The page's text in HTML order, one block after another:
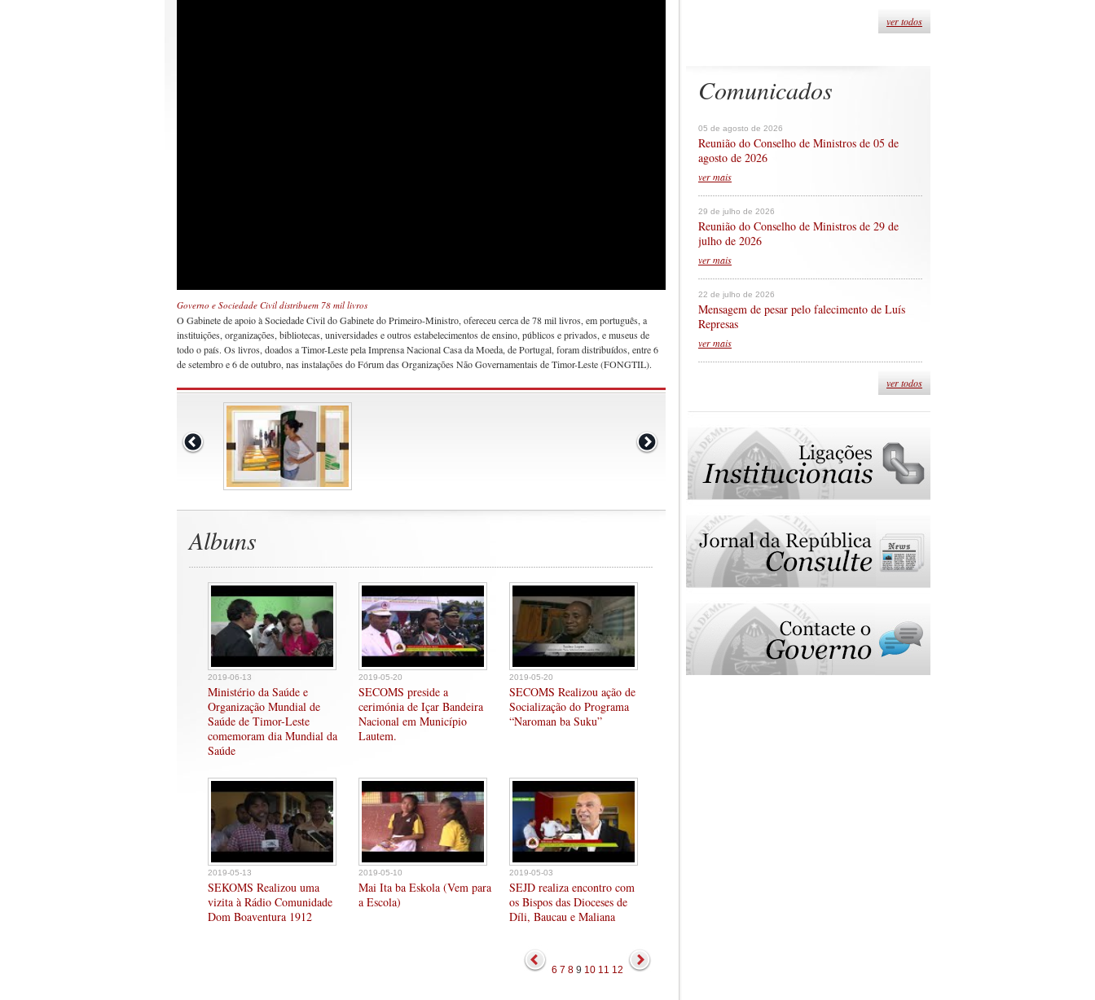
ver todos
Comunicados
05 de agosto de 2026
Reunião do Conselho de Ministros de 05 de
agosto de 2026
ver mais
29 de julho de 2026
Reunião do Conselho de Ministros de 29 de
julho de 2026
ver mais
22 de julho de 2026
Mensagem de pesar pelo falecimento de Luís
Represas
ver mais
ver todos
Governo e Sociedade Civil distribuem 78 mil livros
O Gabinete de apoio à Sociedade Civil do Gabinete do Primeiro-Ministro, ofereceu cerca de 78 mil livros, em português, a
instituições, organizações, bibliotecas, universidades e outros estabelecimentos de ensino, públicos e privados, e museus de
todo o país. Os livros, doados a Timor-Leste pela Imprensa Nacional Casa da Moeda, de Portugal, foram distribuídos, entre 6
de setembro e 6 de outubro, nas instalações do Fórum das Organizações Não Governamentais de Timor-Leste (FONGTIL).
Albuns
2019-06-13
Ministério da Saúde e
Organização Mundial de
Saúde de Timor-Leste
comemoram dia Mundial da
Saúde
2019-05-20
SECOMS preside a
cerimónia de Içar Bandeira
Nacional em Município
Lautem.
2019-05-20
SECOMS Realizou ação de
Socialização do Programa
“Naroman ba Suku”
2019-05-13
SEKOMS Realizou uma
vizita à Rádio Comunidade
Dom Boaventura 1912
2019-05-10
Mai Ita ba Eskola (Vem para
a Escola)
2019-05-03
SEJD realiza encontro com
os Bispos das Dioceses de
Díli, Baucau e Maliana
6 7 8 9 10 11 12